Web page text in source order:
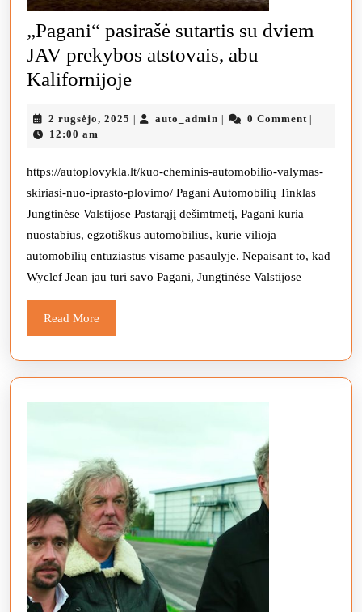
„Pagani“ pasirašė sutartis su dviem
JAV prekybos atstovais, abu
Kalifornijoje„Pagani“
sutartis
dviem
JAV
prekybos
atstovais,
abu
2 rugsėjo, 2025 2| auto_admin auto_admin
| 0 Comment |
12:00 am
https://autoplovykla.lt/kuo-cheminis-automobilio-valymas-
skiriasi-nuo-iprasto-plovimo/ Pagani Automobilių Tinklas
Jungtinėse Valstijose Pastarąjį dešimtmetį, Pagani kuria
nuostabius, egzotiškus automobilius, kurie vilioja
automobilių entuziastus visame pasaulyje. Nepaisant to, kad
Wyclef Jean jau turi savo Pagani, Jungtinėse Valstijose
Read More
More